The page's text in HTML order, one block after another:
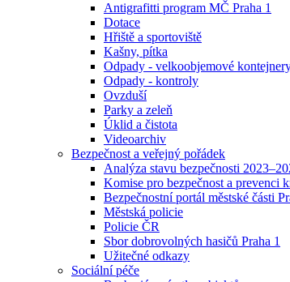
Antigrafitti program MČ Praha 1
Dotace
Hřiště a sportoviště
Kašny, pítka
Odpady - velkoobjemové
Odpady - kontroly
Ovzduší
Parky a zeleň
Úklid a čistota
Videoarchiv
Bezpečnost a veřejný pořádek
Analýza stavu bezpečnosti
Komise pro bezpečnost a prevenci
Bezpečnostní portál městské části
Městská policie
Policie ČR
Sbor dobrovolných hasičů Praha 1
Užitečné odkazy
Sociální péče